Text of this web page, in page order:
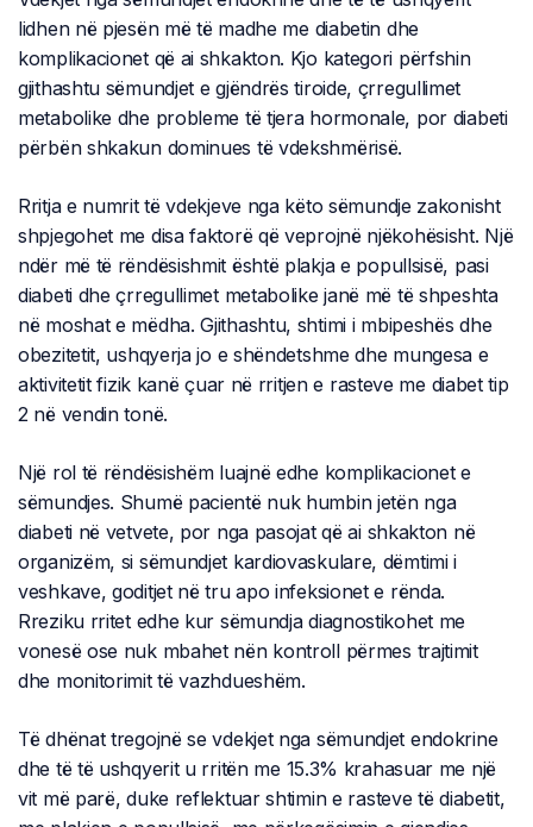
lidhen në pjesën më të madhe me diabetin dhe
komplikacionet që ai shkakton. Kjo kategori përfshin
gjithashtu sëmundjet e gjëndrës tiroide, çrregullimet
metabolike dhe probleme të tjera hormonale, por diabeti
përbën shkakun dominues të vdekshmërisë.
Rritja e numrit të vdekjeve nga këto sëmundje zakonisht
shpjegohet me disa faktorë që veprojnë njëkohësisht. Një
ndër më të rëndësishmit është plakja e popullsisë, pasi
diabeti dhe çrregullimet metabolike janë më të shpeshta
në moshat e mëdha. Gjithashtu, shtimi i mbipeshës dhe
obezitetit, ushqyerja jo e shëndetshme dhe mungesa e
aktivitetit fizik kanë çuar në rritjen e rasteve me diabet tip
2 në vendin tonë.
Një rol të rëndësishëm luajnë edhe komplikacionet e
sëmundjes. Shumë pacientë nuk humbin jetën nga
diabeti në vetvete, por nga pasojat që ai shkakton në
organizëm, si sëmundjet kardiovaskulare, dëmtimi i
veshkave, goditjet në tru apo infeksionet e rënda.
Rreziku rritet edhe kur sëmundja diagnostikohet me
vonesë ose nuk mbahet nën kontroll përmes trajtimit
dhe monitorimit të vazhdueshëm.
Të dhënat tregojnë se vdekjet nga sëmundjet endokrine
dhe të të ushqyerit u rritën me 15.3% krahasuar me një
vit më parë, duke reflektuar shtimin e rasteve të diabetit,